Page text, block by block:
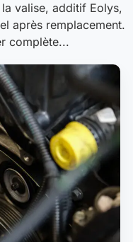
valise, additif Eolys,
après remplacement.
complète...